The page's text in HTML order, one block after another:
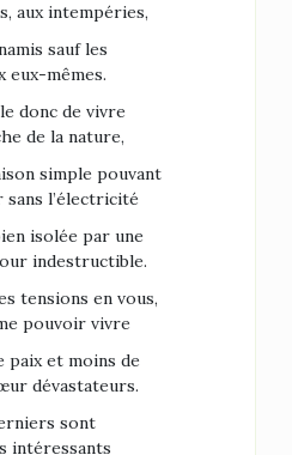
aux intempéries,
sauf les
eux-mêmes.
donc de vivre
de la nature,
simple pouvant
l’électricité
isolée par une
indestructible.
tensions en vous,
pouvoir vivre
paix et moins de
dévastateurs.
sont
intéressants